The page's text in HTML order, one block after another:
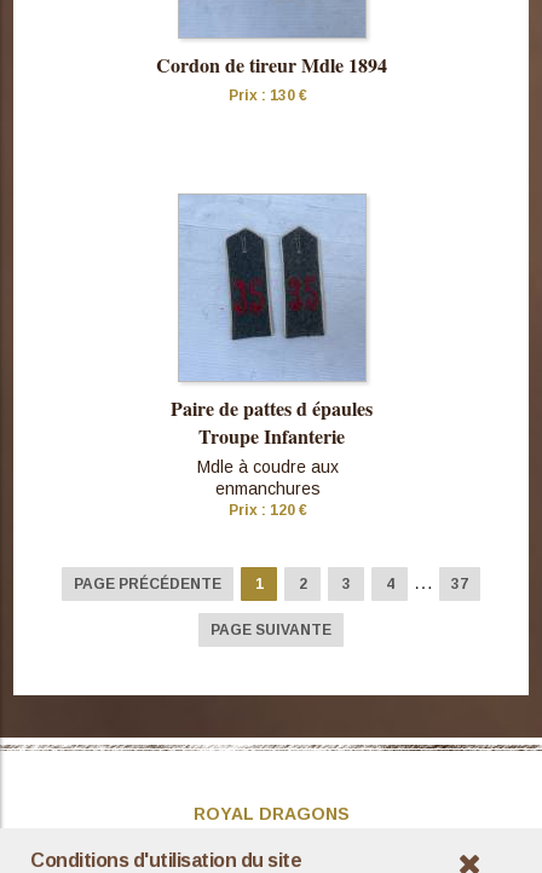
Conditions d'utilisation du site
cette pièce
Cordon de tireur Mdle 1894
Prix : 130 €
Consulter
Paire de pattes d épaules
Troupe Infanterie
Mdle à coudre aux
enmanchures
Prix : 120 €
PAGE PRÉCÉDENTE 1 2 3 4 … 37
PAGE SUIVANTE
ROYAL DRAGONS
Présentation